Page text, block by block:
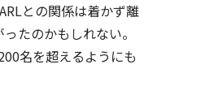
との関係は着かず離
たのかもしれない。
名を超えるようにも